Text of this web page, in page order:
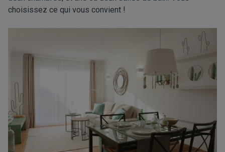
choisissez ce qui vous convient !